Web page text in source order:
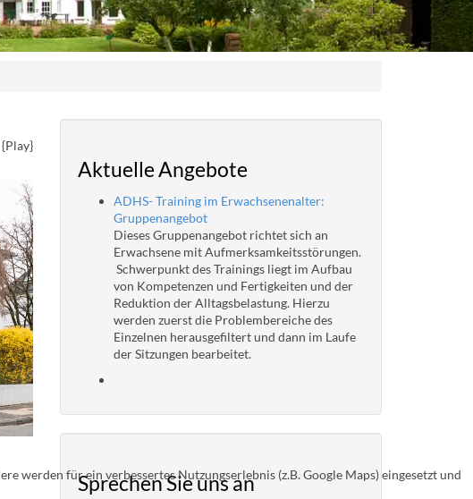
{Play}
Aktuelle Angebote
ADHS- Training im Erwachsenenalter:
Gruppenangebot
Dieses Gruppenangebot richtet sich an
Erwachsene mit Aufmerksamkeitsstörungen.
Schwerpunkt des Trainings liegt im Aufbau
von Kompetenzen und Fertigkeiten und der
Reduktion der Alltagsbelastung. Hierzu
werden zuerst die Problembereiche des
Einzelnen herausgefiltert und dann im Laufe
der Sitzungen bearbeitet.
Sprechen Sie uns an
werden für ein verbessertes Nutzungserlebnis (z.B. Google Maps) eingesetzt und